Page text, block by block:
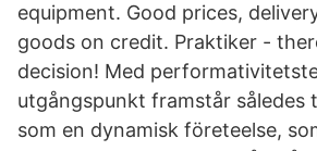
equipment. Good prices,
goods on credit. Praktiker -
decision! Med
utgångspunkt framstår således
som en dynamisk företeelse,